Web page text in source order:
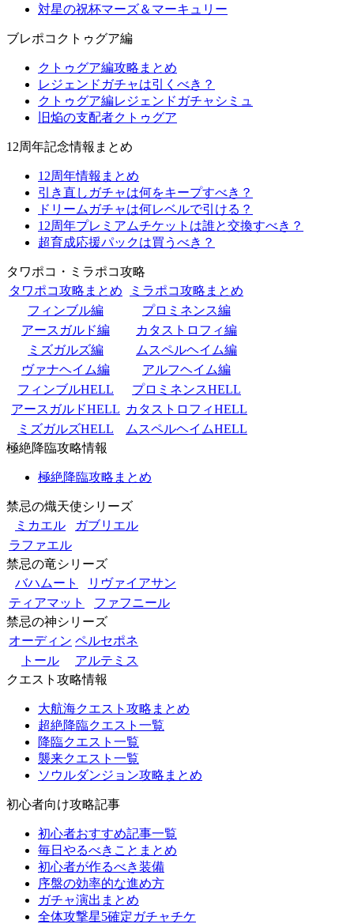
対星の祝杯マーズ＆マーキュリー
ブレポコクトゥグア編
クトゥグア編攻略まとめ
レジェンドガチャは引くべき？
クトゥグア編レジェンドガチャシミュ
旧焔の支配者クトゥグア
12周年記念情報まとめ
12周年情報まとめ
引き直しガチャは何をキープすべき？
ドリームガチャは何レベルで引ける？
12周年プレミアムチケットは誰と交換すべき？
超育成応援パックは買うべき？
タワポコ・ミラポコ攻略
タワポコ攻略まとめ
ミラポコ攻略まとめ
フィンブル編
プロミネンス編
アースガルド編
カタストロフィ編
ミズガルズ編
ムスペルヘイム編
ヴァナヘイム編
アルフヘイム編
フィンブルHELL
プロミネンスHELL
アースガルドHELL カタストロフィHELL
ミズガルズHELL
ムスペルヘイムHELL
極絶降臨攻略情報
極絶降臨攻略まとめ
禁忌の熾天使シリーズ
ミカエル
ガブリエル
ラファエル
禁忌の竜シリーズ
バハムート
リヴァイアサン
ティアマット
ファフニール
禁忌の神シリーズ
オーディン ペルセポネ
トール
アルテミス
クエスト攻略情報
大航海クエスト攻略まとめ
超絶降臨クエスト一覧
降臨クエスト一覧
襲来クエスト一覧
ソウルダンジョン攻略まとめ
初心者向け攻略記事
初心者おすすめ記事一覧
毎日やるべきことまとめ
初心者が作るべき装備
序盤の効率的な進め方
ガチャ演出まとめ
全体攻撃星5確定ガチャチケ